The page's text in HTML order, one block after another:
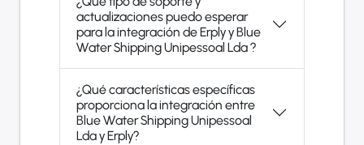
actualizaciones puedo esperar
para la integración de Erply y Blue
Water Shipping Unipessoal Lda ?
¿Qué características específicas
proporciona la integración entre
Blue Water Shipping Unipessoal
Lda y Erply?